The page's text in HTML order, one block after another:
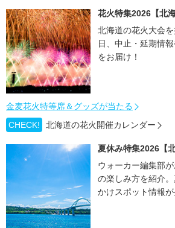
花火特集2026【北海
北海道の花火大会
日、中止・延期情
をお届け！
金麦花火特等席＆グッズが当たる
CHECK!
北海道の花火開催カレンダー
夏休み特集2026【北
ウォーカー編集部
の楽しみ方を紹介
かけスポット情報が